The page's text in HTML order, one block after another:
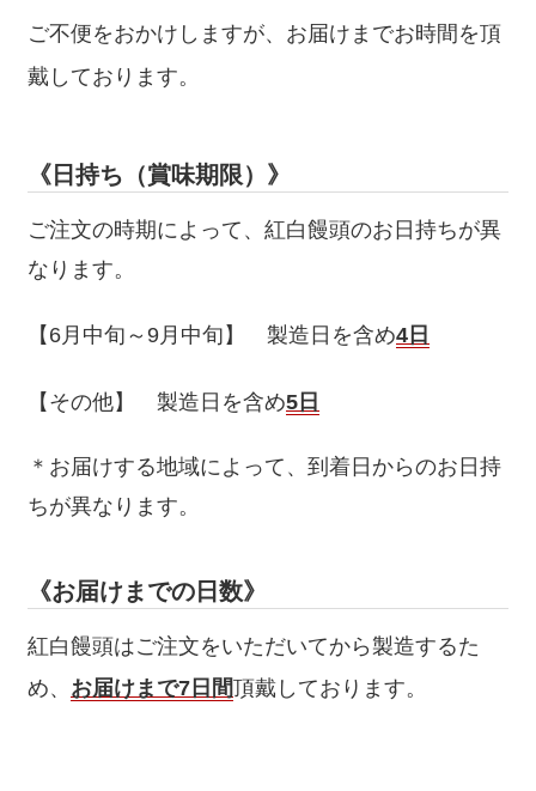
ご不便をおかけしますが、お届けまでお時間を頂
戴しております。
《日持ち（賞味期限）》
ご注文の時期によって、紅白饅頭のお日持ちが異
なります。
【6月中旬～9月中旬】 製造日を含め4日
【その他】 製造日を含め5日
＊お届けする地域によって、到着日からのお日持
ちが異なります。
《お届けまでの日数》
紅白饅頭はご注文をいただいてから製造するた
め、 お届けまで7日間頂戴しております。